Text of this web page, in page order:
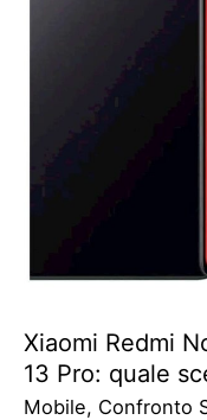
Xiaomi Redmi
13 Pro: quale
Mobile, Confronto